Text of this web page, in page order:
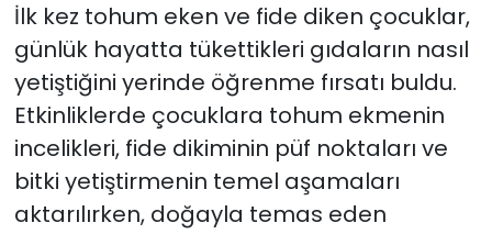
İlk kez tohum eken ve fide diken çocuklar,
günlük hayatta tükettikleri gıdaların nasıl
yetiştiğini yerinde öğrenme fırsatı buldu.
Etkinliklerde çocuklara tohum ekmenin
incelikleri, fide dikiminin püf noktaları ve
bitki yetiştirmenin temel aşamaları
aktarılırken, doğayla temas eden